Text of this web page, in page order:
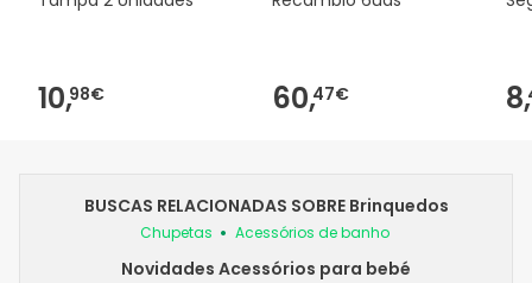
10,98€ 60,47€ 8,
BUSCAS RELACIONADAS SOBRE Brinquedos
Chupetas Acessórios de banho
Novidades Acessórios para bebé